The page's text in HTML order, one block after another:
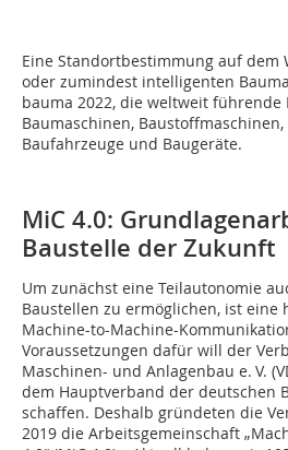
Eine Standortbestimmung auf dem
oder zumindest intelligenten
bauma 2022, die weltweit führende
Baumaschinen,
Baufahrzeuge und Baugeräte.
MiC 4.0:
Baustelle der Zukunft
Um zunächst eine Teilautonomie
Baustellen zu ermöglichen, ist
Machine-to-Machine-
Voraussetzungen dafür will der
Maschinen- und Anlagenbau e. V.
dem Hauptverband der deutschen
schaffen. Deshalb gründeten die
2019 die Arbeitsgemeinschaft